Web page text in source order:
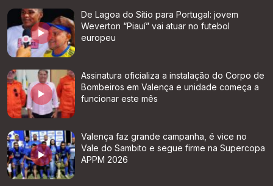
De Lagoa do Sítio para Portugal: jovem
Weverton “Piauí” vai atuar no futebol
europeu
Assinatura oficializa a instalação do Corpo de
Bombeiros em Valença e unidade começa a
funcionar este mês
Valença faz grande campanha, é vice no
Vale do Sambito e segue firme na Supercopa
APPM 2026